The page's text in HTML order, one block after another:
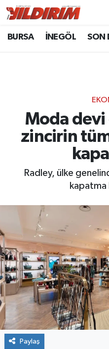
BURSA İNEGÖL SON
Moda
zincirin
Radley, ülke
kapatma
Paylaş
BURSA
GÜNDEM
RESMİ İLANLAR
YAŞAM
SPOR
Bursa Nöbetçi
Bursa Trafik
Süper Lig Puan
Son Dakika Haberleri
Haber Arşivi